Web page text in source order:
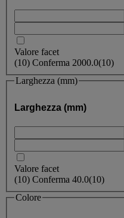
Valore facet
(10) Conferma 2000.0(10)
Larghezza (mm)
Larghezza (mm)
Valore facet
(10) Conferma 40.0(10)
Colore